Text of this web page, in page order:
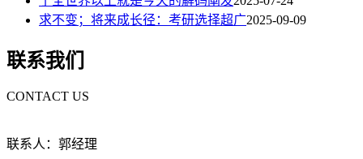
求不变；将来成长径：考研选择超广2025-09-09
联系我们
CONTACT US
联系人：郭经理